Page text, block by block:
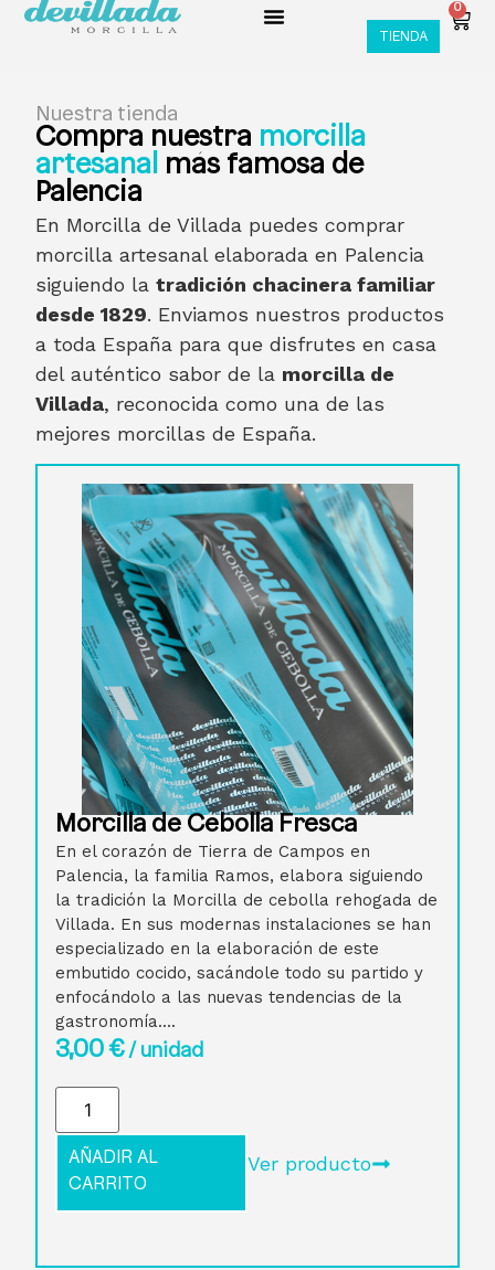
TIENDA
0
Nuestra tienda
Compra nuestra morcilla
artesanal más famosa de
Palencia
En Morcilla de Villada puedes comprar
morcilla artesanal elaborada en Palencia
siguiendo la tradición chacinera familiar
desde 1829. Enviamos nuestros productos
a toda España para que disfrutes en casa
del auténtico sabor de la morcilla de
Villada, reconocida como una de las
mejores morcillas de España.
Morcilla de Cebolla Fresca
En el corazón de Tierra de Campos en
Palencia, la familia Ramos, elabora siguiendo
la tradición la Morcilla de cebolla rehogada de
Villada. En sus modernas instalaciones se han
especializado en la elaboración de este
embutido cocido, sacándole todo su partido y
enfocándolo a las nuevas tendencias de la
gastronomía....
3,00€/ unidad
AÑADIR AL
CARRITO
Ver producto